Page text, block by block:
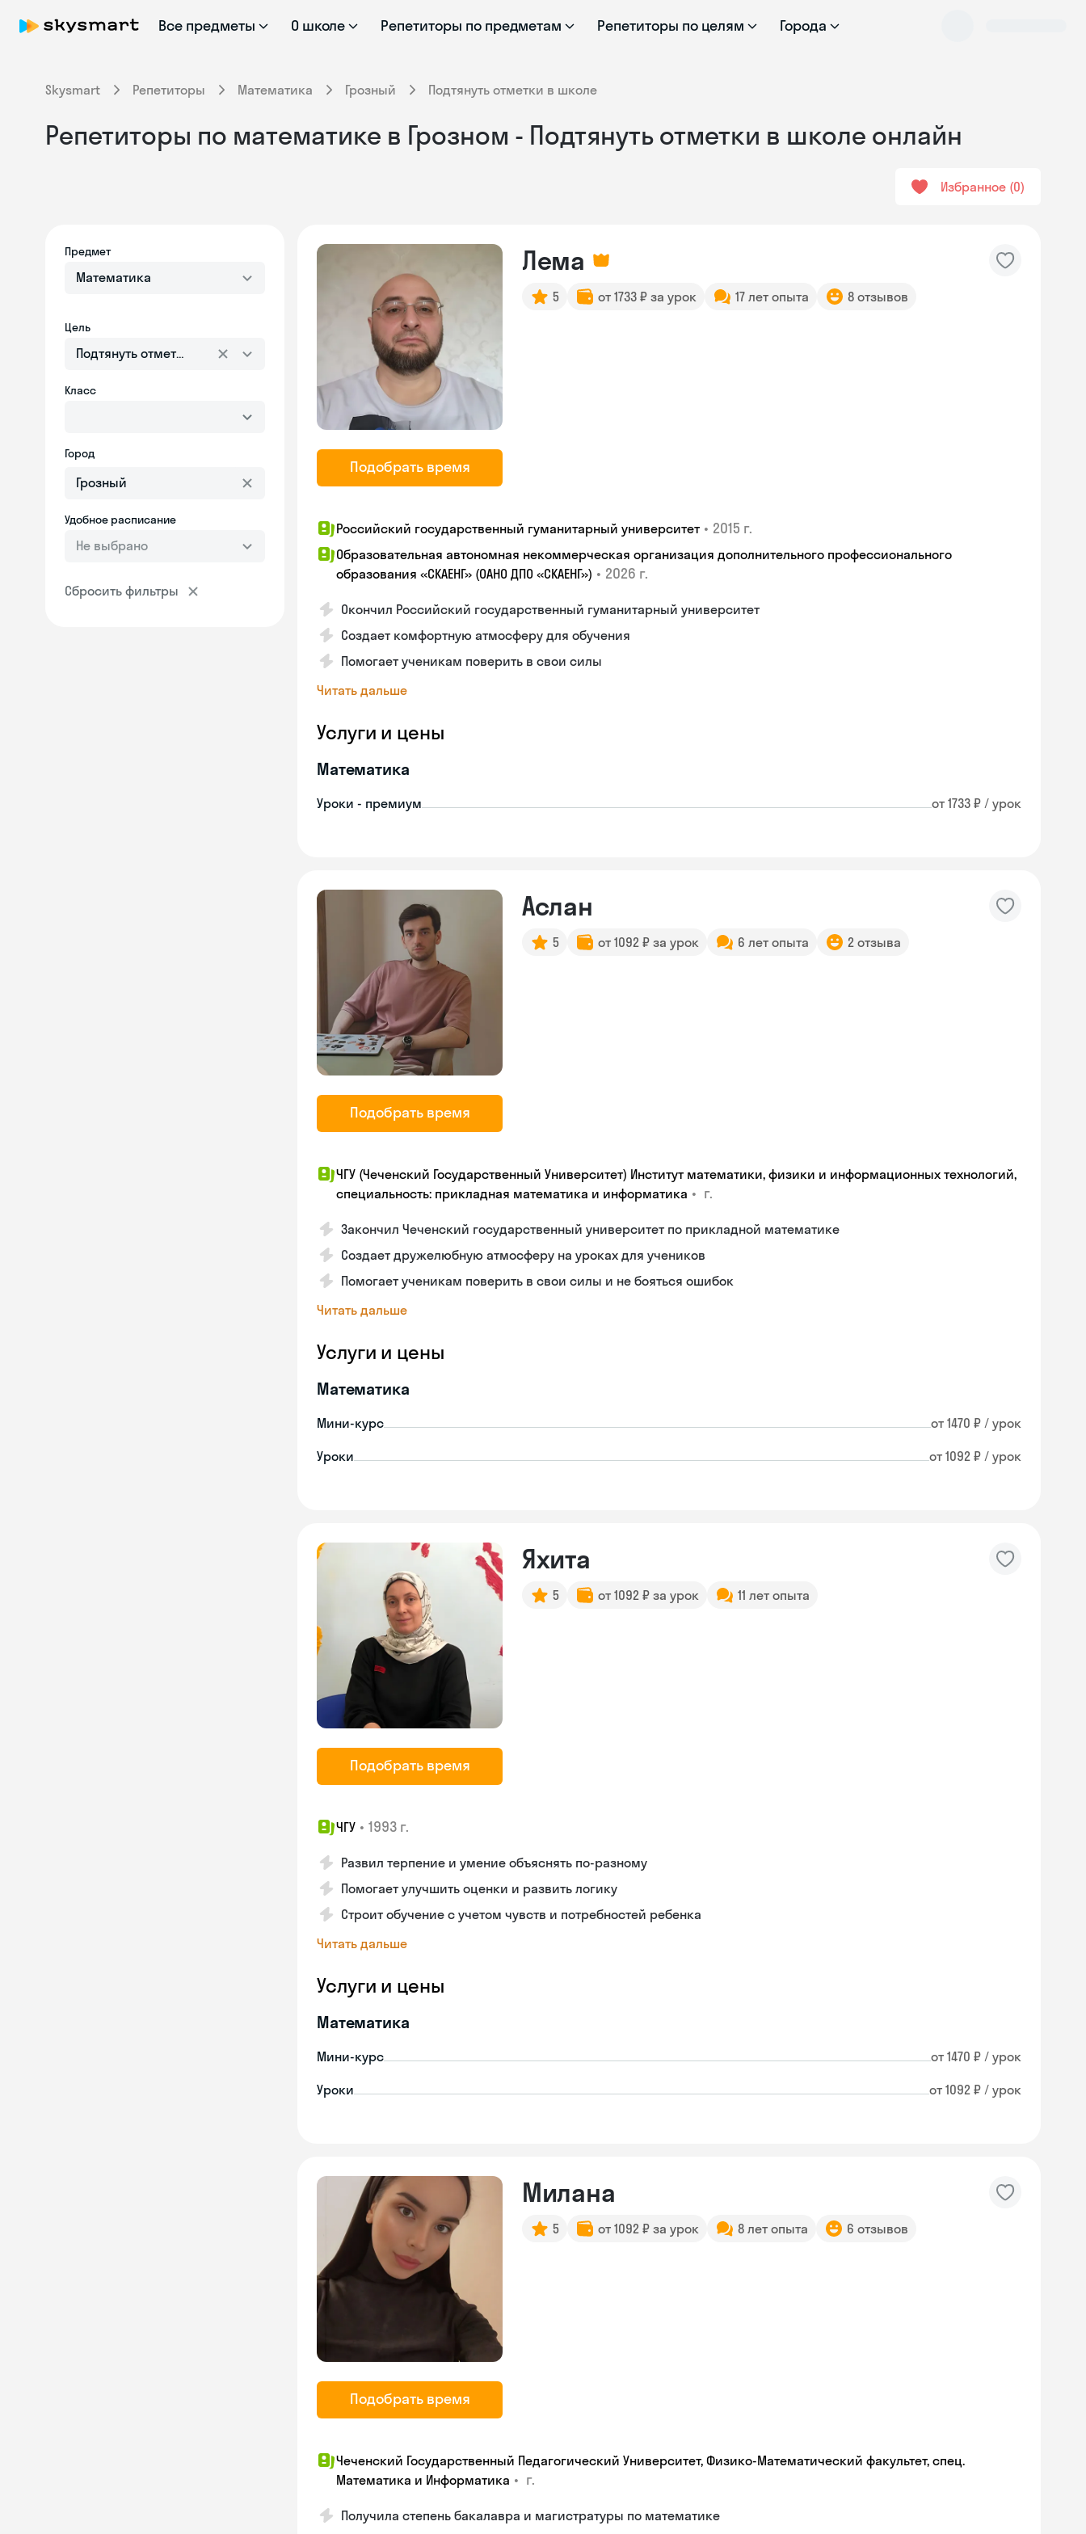
Все предметы О школе Репетиторы по предметам Репетиторы по целям Города
Skysmart Репетиторы Математика Грозный Подтянуть отметки в школе
Репетиторы по математике в Грозном - Подтянуть отметки в школе онлайн
Избранное 0
Предмет
Математика
Цель
Подтянуть отметки в школе
Класс
Город
Удобное расписание
Не выбрано
Сбросить фильтры
Подобрать время
Лема
5 от 1733 ₽ за урок 17 лет опыта 8 отзывов
Российский государственный гуманитарный университет • 2015 г.
Образовательная автономная некоммерческая организация дополнительного профессионального
образования «СКАЕНГ» (ОАНО ДПО «СКАЕНГ») • 2026 г.
Окончил Российский государственный гуманитарный университет
Создает комфортную атмосферу для обучения
Помогает ученикам поверить в свои силы
Читать дальше
Услуги и цены
Математика
Уроки - премиум от 1733 ₽ / урок
Подобрать время
Аслан
5 от 1092 ₽ за урок 6 лет опыта 2 отзыва
ЧГУ (Чеченский Государственный Университет) Институт математики, физики и информационных технологий,
специальность: прикладная математика и информатика • г.
Закончил Чеченский государственный университет по прикладной математике
Создает дружелюбную атмосферу на уроках для учеников
Помогает ученикам поверить в свои силы и не бояться ошибок
Читать дальше
Услуги и цены
Математика
Мини-курс от 1470 ₽ / урок
Уроки от 1092 ₽ / урок
Подобрать время
Яхита
5 от 1092 ₽ за урок 11 лет опыта
ЧГУ • 1993 г.
Развил терпение и умение объяснять по-разному
Помогает улучшить оценки и развить логику
Строит обучение с учетом чувств и потребностей ребенка
Читать дальше
Услуги и цены
Математика
Мини-курс от 1470 ₽ / урок
Уроки от 1092 ₽ / урок
Подобрать время
Милана
5 от 1092 ₽ за урок 8 лет опыта 6 отзывов
Чеченский Государственный Педагогический Университет, Физико-Математический факультет, спец.
Математика и Информатика • г.
Получила степень бакалавра и магистратуры по математике